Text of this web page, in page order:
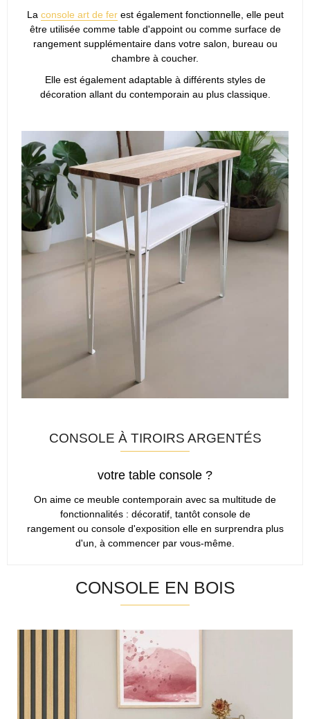
La console art de ferest également fonctionnelle, elle peut
être utilisée comme table d'appoint ou comme surface de
rangement supplémentaire dans votre salon, bureau ou
chambre à coucher.
Elle est également adaptable à différents styles de
décoration allant du contemporain au plus classique.
CONSOLE À TIROIRS ARGENTÉS
votre table console ?
On aime ce meuble contemporain avec sa multitude de
fonctionnalités : décoratif, tantôt console de
rangement ou console d'exposition elle en surprendra plus
d'un, à commencer par vous-même.
CONSOLE EN BOIS